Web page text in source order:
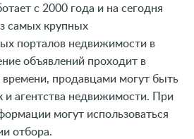
с 2000 года и на сегодня
самых крупных
порталов недвижимости в
объявлений проходит в
продавцами могут быть
и агентства недвижимости. При
могут использоваться
отбора.